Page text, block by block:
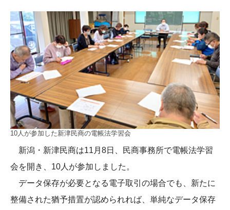
10人が参加した新津民商の電帳法学習会
新潟・新津民商は11月8日、民商事務所で電帳法学習
会を開き、10人が参加しました。
データ保存が必要となる電子取引の場合でも、新たに
整備された猶予措置が認められれば、単純なデータ保存